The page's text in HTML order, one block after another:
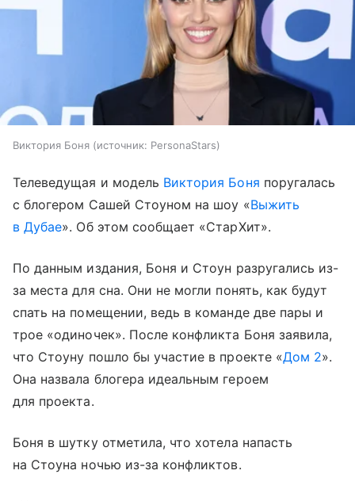
Виктория Боня источник: PersonaStars
Телеведущая и модель Виктория Боня поругалась
с блогером Сашей Стоуном на шоу «Выжить
в Дубае». Об этом сообщает «СтарХит».
По данным издания, Боня и Стоун разругались из-
за места для сна. Они не могли понять, как будут
спать на помещении, ведь в команде две пары и
трое «одиночек». После конфликта Боня заявила,
что Стоуну пошло бы участие в проекте «Дом 2».
Она назвала блогера идеальным героем
для проекта.
Боня в шутку отметила, что хотела напасть
на Стоуна ночью из-за конфликтов.